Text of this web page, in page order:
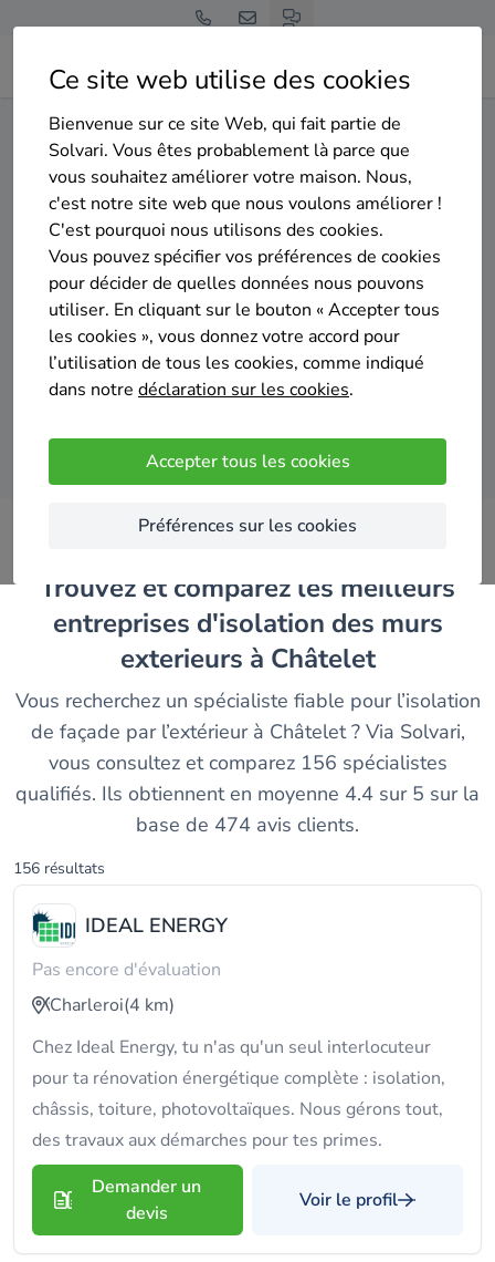
Ce site web utilise des cookies
Bienvenue sur ce site Web, qui fait partie de
Solvari. Vous êtes probablement là parce que
vous souhaitez améliorer votre maison. Nous,
c'est notre site web que nous voulons améliorer !
C'est pourquoi nous utilisons des cookies.
Vous pouvez spécifier vos préférences de cookies
pour décider de quelles données nous pouvons
utiliser. En cliquant sur le bouton « Accepter tous
les cookies », vous donnez votre accord pour
l’utilisation de tous les cookies, comme indiqué
dans notre déclaration sur les cookies.
Accepter tous les cookies
Préférences sur les cookies
Home Isolation des murs extérieurs Hainaut Châtelet
Gratuit et sans engagement
Top 20 des entreprises
d'isolation des murs exterieurs
à Châtelet
Comparer des devis
Trouvez et comparez les meilleurs
entreprises d'isolation des murs
exterieurs à Châtelet
Vous recherchez un spécialiste fiable pour l’isolation
de façade par l’extérieur à Châtelet ? Via Solvari,
vous consultez et comparez 156 spécialistes
qualifiés. Ils obtiennent en moyenne 4.4 sur 5 sur la
base de 474 avis clients.
156 résultats
IDEAL ENERGY
Pas encore d'évaluation
Charleroi(4 km)
Chez Ideal Energy, tu n'as qu'un seul interlocuteur
pour ta rénovation énergétique complète : isolation,
châssis, toiture, photovoltaïques. Nous gérons tout,
des travaux aux démarches pour tes primes.
Demander un
devis
Voir le profil